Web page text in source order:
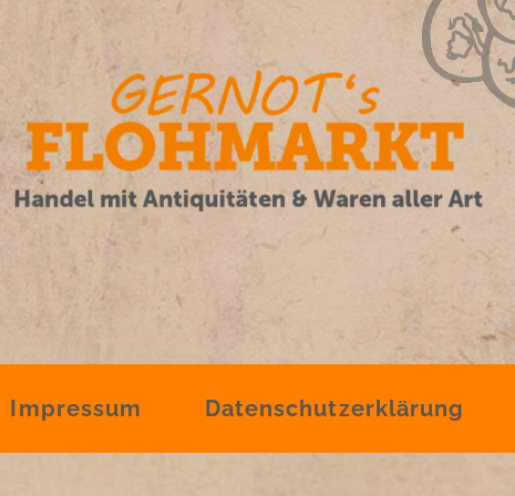
Impressum Datenschutzerklärung